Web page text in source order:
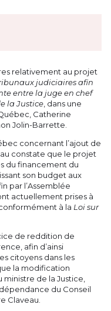
relativement au projet
judiciaires afin
entre la juge en chef
la Justice , dans une
Catherine
Jolin-Barrette.
concernant l’ajout de
constate que le projet
du financement du
son budget aux
par l’Assemblée
actuellement prises à
à la Loi sur
de reddition de
afin d’ainsi
citoyens dans les
la modification
de la Justice,
du Conseil
Claveau.